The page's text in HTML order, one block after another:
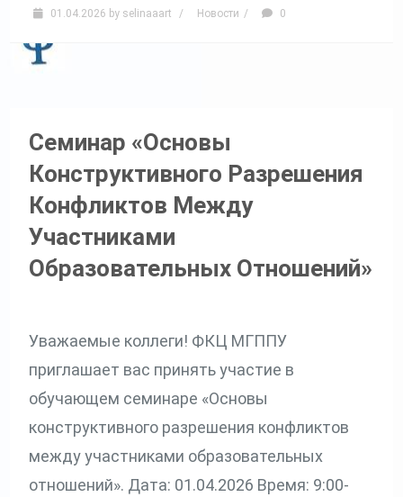
01.04.2026 by selinaaart / Новости / 0
Семинар «Основы
Конструктивного Разрешения
Конфликтов Между
Участниками
Образовательных Отношений»
Уважаемые коллеги! ФКЦ МГППУ
приглашает вас принять участие в
обучающем семинаре «Основы
конструктивного разрешения конфликтов
между участниками образовательных
отношений». Дата: 01.04.2026 Время: 9:00-